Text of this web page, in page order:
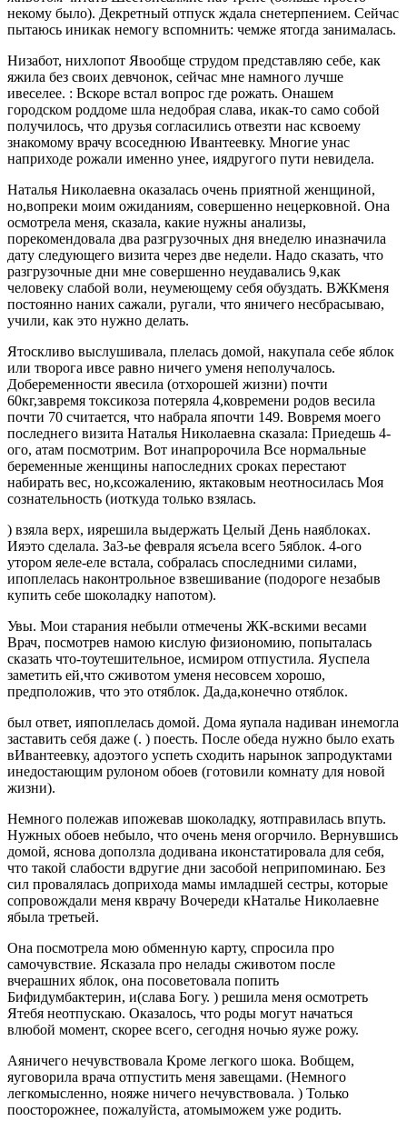
некому было). Декретный отпуск ждала снетерпением. Сейчас
пытаюсь иникак немогу вспомнить: чемже ятогда занималась.
Низабот, нихлопот Явообще струдом представляю себе, как
яжила без своих девчонок, сейчас мне намного лучше
ивеселее. : Вскоре встал вопрос где рожать. Онашем
городском роддоме шла недобрая слава, икак-то само собой
получилось, что друзья согласились отвезти нас ксвоему
знакомому врачу всоседнюю Ивантеевку. Многие унас
наприходе рожали именно унее, иядругого пути невидела.
Наталья Николаевна оказалась очень приятной женщиной,
но,вопреки моим ожиданиям, совершенно нецерковной. Она
осмотрела меня, сказала, какие нужны анализы,
порекомендовала два разгрузочных дня внеделю иназначила
дату следующего визита через две недели. Надо сказать, что
разгрузочные дни мне совершенно неудавались 9,как
человеку слабой воли, неумеющему себя обуздать. ВЖКменя
постоянно наних сажали, ругали, что яничего несбрасываю,
учили, как это нужно делать.
Ятоскливо выслушивала, плелась домой, накупала себе яблок
или творога ивсе равно ничего уменя неполучалось.
Добеременности явесила (отхорошей жизни) почти
60кг,завремя токсикоза потеряла 4,ковремени родов весила
почти 70 считается, что набрала япочти 149. Вовремя моего
последнего визита Наталья Николаевна сказала: Приедешь 4-
ого, атам посмотрим. Вот инапророчила Все нормальные
беременные женщины напоследних сроках перестают
набирать вес, но,ксожалению, яктаковым неотносилась Моя
сознательность (иоткуда только взялась.
) взяла верх, иярешила выдержать Целый День наяблоках.
Ияэто сделала. За3-ье февраля ясъела всего 5яблок. 4-ого
утором яеле-еле встала, собралась споследними силами,
ипоплелась наконтрольное взвешивание (подороге незабыв
купить себе шоколадку напотом).
Увы. Мои старания небыли отмечены ЖК-вскими весами
Врач, посмотрев намою кислую физиономию, попыталась
сказать что-тоутешительное, исмиром отпустила. Яуспела
заметить ей,что сживотом уменя несовсем хорошо,
предположив, что это отяблок. Да,да,конечно отяблок.
был ответ, ияпоплелась домой. Дома яупала надиван инемогла
заставить себя даже (. ) поесть. После обеда нужно было ехать
вИвантеевку, адоэтого успеть сходить нарынок запродуктами
инедостающим рулоном обоев (готовили комнату для новой
жизни).
Немного полежав ипожевав шоколадку, яотправилась впуть.
Нужных обоев небыло, что очень меня огорчило. Вернувшись
домой, яснова доползла додивана иконстатировала для себя,
что такой слабости вдругие дни засобой неприпоминаю. Без
сил провалялась доприхода мамы имладшей сестры, которые
сопровождали меня кврачу Вочереди кНаталье Николаевне
ябыла третьей.
Она посмотрела мою обменную карту, спросила про
самочувствие. Ясказала про нелады сживотом после
вчерашних яблок, она посоветовала попить
Бифидумбактерин, и(слава Богу. ) решила меня осмотреть
Ятебя неотпускаю. Оказалось, что роды могут начаться
влюбой момент, скорее всего, сегодня ночью яуже рожу.
Аяничего нечувствовала Кроме легкого шока. Вобщем,
яуговорила врача отпустить меня завещами. (Немного
легкомысленно, нояже ничего нечувствовала. ) Только
поосторожнее, пожалуйста, атомыможем уже родить.